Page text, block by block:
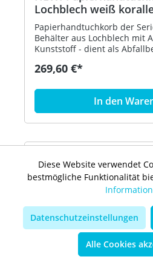
Lochblech weiß
Papierhandtuchkorb der
Behälter aus Lochblech mit
Kunststoff - dient als
Befestigung und Abdeckung
oder zur Wandmontage -
hoch und 300 mm tief -
hochglänzendem Polyamid
Farbtabelle - in HEWI Farbe
269,60 €*
In den
Diese Website verwendet
bestmögliche Funktionalität
Datenschutzeinstellungen
Alle Cookies